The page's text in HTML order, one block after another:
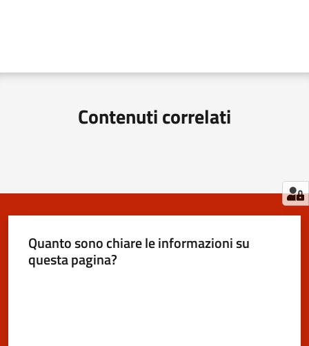
Contenuti correlati
Quanto sono chiare le informazioni su
questa pagina?